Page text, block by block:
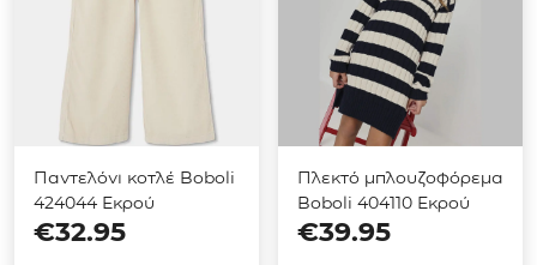
Παντελόνι κοτλέ Boboli
424044 Εκρού
€32.95
Πλεκτό μπλουζοφόρεμα
Boboli 404110 Εκρού
€39.95